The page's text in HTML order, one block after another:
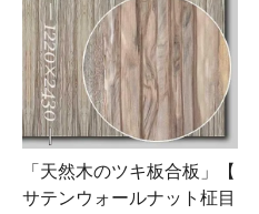
「天然木のツキ板合板」【
サテンウォールナット柾目